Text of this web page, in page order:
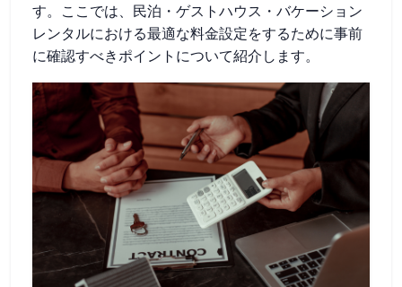
す。ここでは、民泊・ゲストハウス・バケーション
レンタルにおける最適な料金設定をするために事前
に確認すべきポイントについて紹介します。